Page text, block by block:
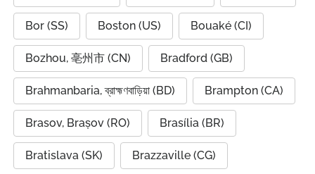
Bor (SS) Boston (US) Bouaké (CI)
Bozhou, 亳州市 (CN) Bradford (GB)
Brahmanbaria, ব্রাহ্মণবাড়িয়া (BD) Brampton (CA)
Brasov, Brașov (RO) Brasília (BR)
Bratislava (SK) Brazzaville (CG)